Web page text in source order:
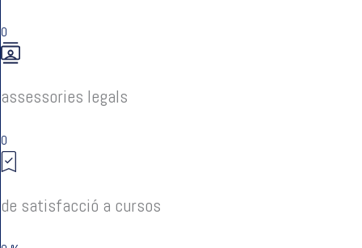
0
assessories legals
0
de satisfacció a cursos